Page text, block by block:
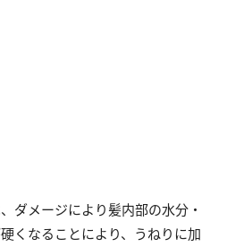
ダメージにより髪内部の水分・
くなることにより、うねりに加